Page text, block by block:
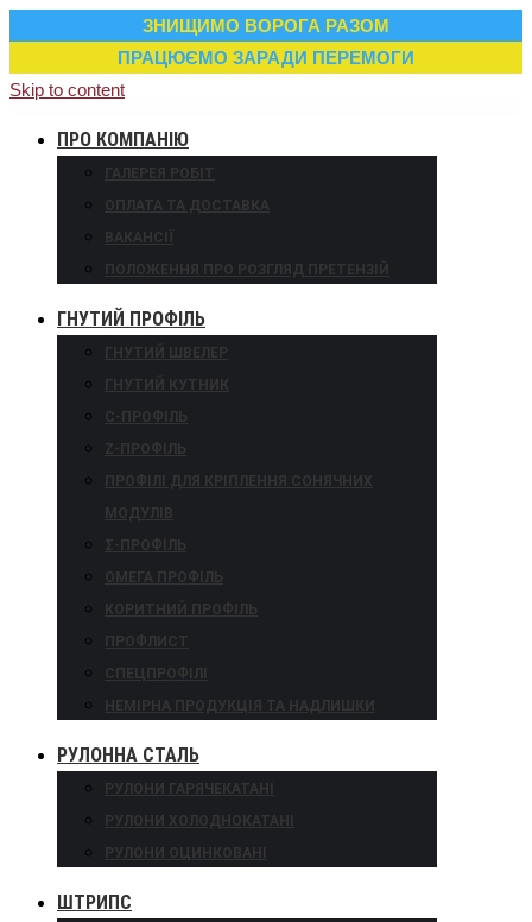
ЗНИЩИМО ВОРОГА РАЗОМ
ПРАЦЮЄМО ЗАРАДИ ПЕРЕМОГИ
Skip to content
ПРО КОМПАНІЮ
ГАЛЕРЕЯ РОБІТ
ОПЛАТА ТА ДОСТАВКА
ВАКАНСІЇ
ПОЛОЖЕННЯ ПРО РОЗГЛЯД ПРЕТЕНЗІЙ
ГНУТИЙ ПРОФІЛЬ
ГНУТИЙ ШВЕЛЕР
ГНУТИЙ КУТНИК
С-ПРОФІЛЬ
Z-ПРОФІЛЬ
ПРОФІЛІ ДЛЯ КРІПЛЕННЯ СОНЯЧНИХ
МОДУЛІВ
Σ-ПРОФІЛЬ
ОМЕГА ПРОФІЛЬ
КОРИТНИЙ ПРОФІЛЬ
ПРОФЛИСТ
СПЕЦПРОФІЛІ
НЕМІРНА ПРОДУКЦІЯ ТА НАДЛИШКИ
РУЛОННА СТАЛЬ
РУЛОНИ ГАРЯЧЕКАТАНІ
РУЛОНИ ХОЛОДНОКАТАНІ
РУЛОНИ ОЦИНКОВАНІ
ШТРИПС